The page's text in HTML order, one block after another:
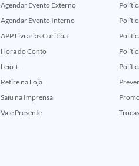
Agendar Evento Externo
Agendar Evento Interno
APP Livrarias Curitiba
Hora do Conto
Leio +
Retire na Loja
Saiu na Imprensa
Vale Presente